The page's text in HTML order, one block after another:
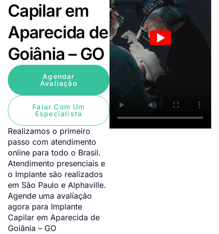
Capilar em
Aparecida de
Goiânia – GO
Agendar
Avaliação
Falar Com Um
Especialista
Realizamos o primeiro
passo com atendimento
online para todo o Brasil.
Atendimento presenciais e
o Implante são realizados
em São Paulo e Alphaville.
Agende uma avaliação
agora para Implante
Capilar em Aparecida de
Goiânia – GO